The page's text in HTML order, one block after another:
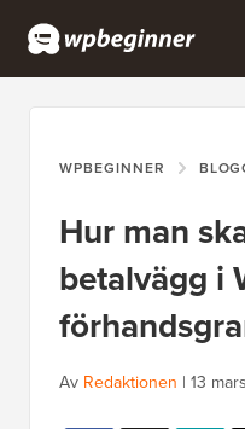
WPBEGINNER
Hur man
betalvägg i
Av Redaktionen | 13